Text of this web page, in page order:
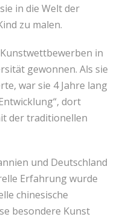
in die Welt der
zu malen.
in
gewonnen. Als sie
war sie 4 Jahre lang
dort
der traditionellen
und Deutschland
Erfahrung wurde
chinesische
besondere Kunst